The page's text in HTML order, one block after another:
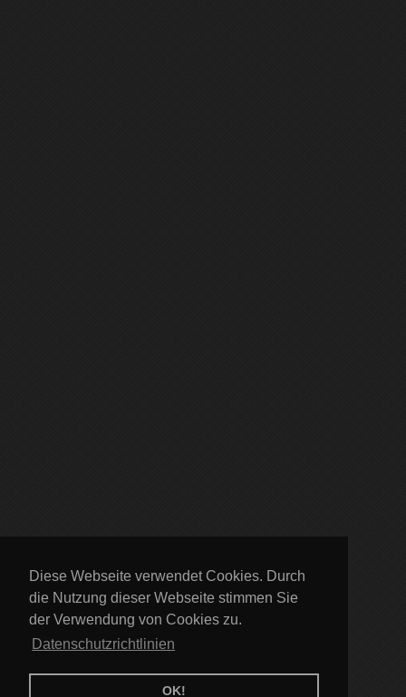
Diese Webseite verwendet Cookies. Durch
die Nutzung dieser Webseite stimmen Sie
der Verwendung von Cookies zu.
Datenschutzrichtlinien
OK!